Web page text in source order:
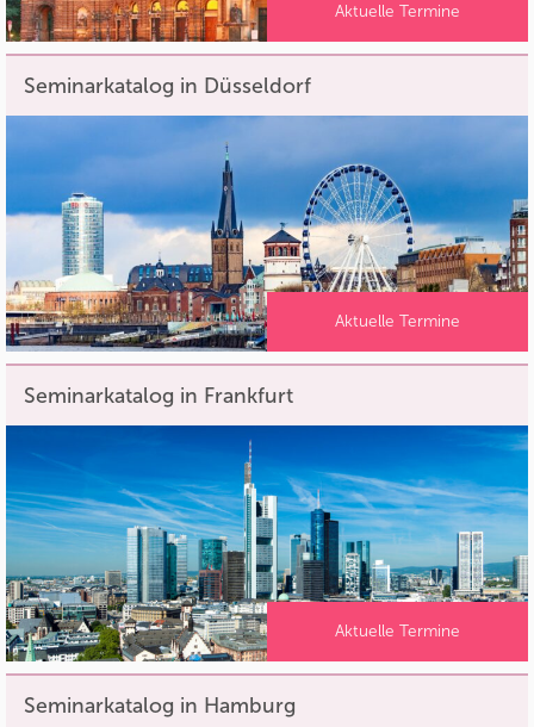
Aktuelle Termine
Seminarkatalog in Düsseldorf
Aktuelle Termine
Seminarkatalog in Frankfurt
Aktuelle Termine
Seminarkatalog in Hamburg